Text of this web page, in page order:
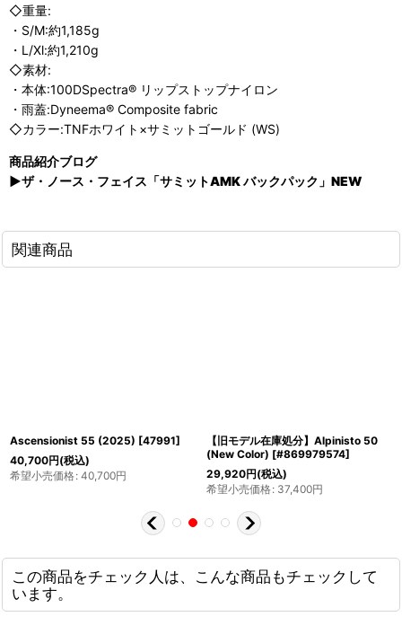
◇重量:
・S/M:約1,185g
・L/Xl:約1,210g
◇素材:
・本体:100DSpectra® リップストップナイロン
・雨蓋:Dyneema® Composite fabric
◇カラー:TNFホワイト×サミットゴールド (WS)
商品紹介ブログ
▶ザ・ノース・フェイス「サミットAMK バックパック」NEW
関連商品
Ascensionist 55 (2025) [47991]
40,700円(税込)
希望小売価格: 40,700円
【旧モデル在庫処分】Alpinisto 50
(New Color) [#869979574]
29,920円(税込)
希望小売価格: 37,400円
この商品をチェック人は、こんな商品もチェックして
います。